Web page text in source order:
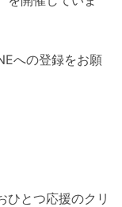
への登録をお願
ひとつ応援のクリ